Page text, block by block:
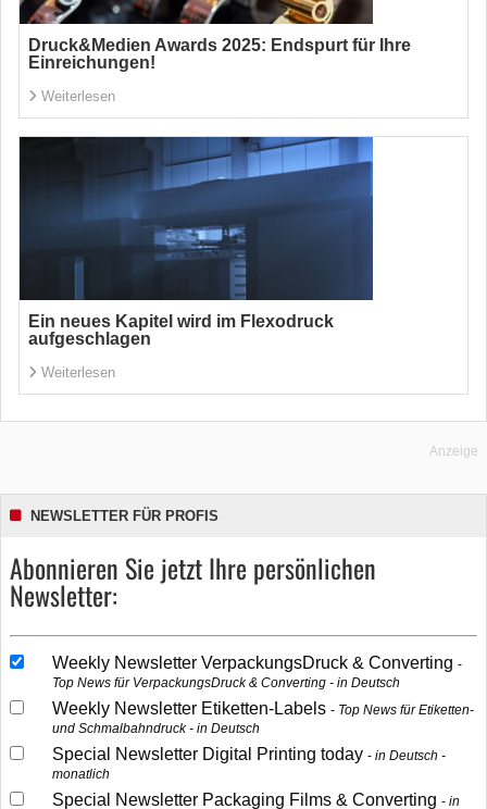
Druck&Medien Awards 2025: Endspurt für Ihre
Einreichungen!
Weiterlesen
Ein neues Kapitel wird im Flexodruck
aufgeschlagen
Weiterlesen
Anzeige
NEWSLETTER FÜR PROFIS
Abonnieren Sie jetzt Ihre persönlichen
Newsletter:
Weekly Newsletter VerpackungsDruck & Converting
Top News für VerpackungsDruck & Converting - in Deutsch
Weekly Newsletter Etiketten-Labels
Top News für Etiketten-
und Schmalbahndruck - in Deutsch
Special Newsletter Digital Printing today
in Deutsch -
monatlich
Special Newsletter Packaging Films & Converting
in